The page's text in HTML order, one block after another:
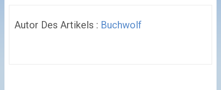
Autor Des Artikels : Buchwolf